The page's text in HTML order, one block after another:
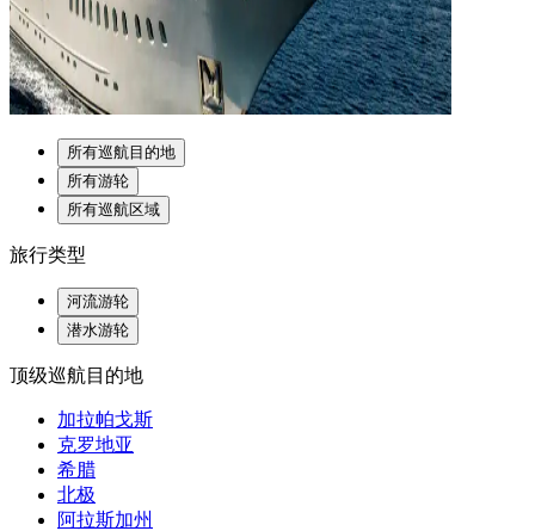
所有巡航目的地
所有游轮
所有巡航区域
旅行类型
河流游轮
潜水游轮
顶级巡航目的地
加拉帕戈斯
克罗地亚
希腊
北极
阿拉斯加州